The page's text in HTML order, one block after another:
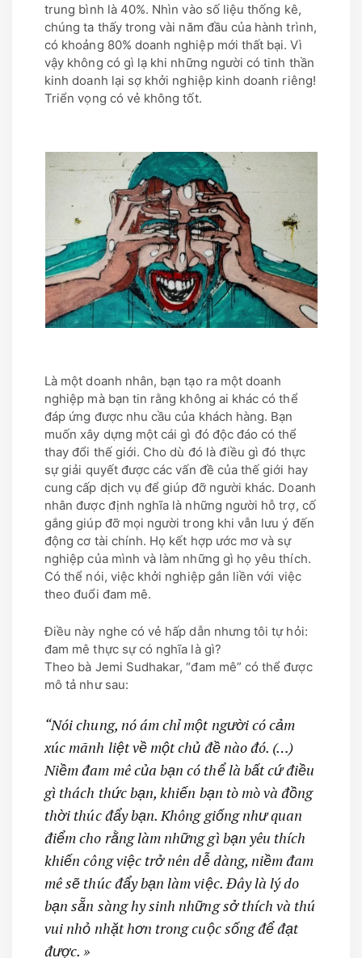
trung bình là 40%. Nhìn vào số liệu thống kê,
chúng ta thấy trong vài năm đầu của hành trình,
có khoảng 80% doanh nghiệp mới thất bại. Vì
vậy không có gì lạ khi những người có tinh thần
kinh doanh lại sợ khởi nghiệp kinh doanh riêng!
Triển vọng có vẻ không tốt.
Là một doanh nhân, bạn tạo ra một doanh
nghiệp mà bạn tin rằng không ai khác có thể
đáp ứng được nhu cầu của khách hàng. Bạn
muốn xây dựng một cái gì đó độc đáo có thể
thay đổi thế giới. Cho dù đó là điều gì đó thực
sự giải quyết được các vấn đề của thế giới hay
cung cấp dịch vụ để giúp đỡ người khác. Doanh
nhân được định nghĩa là những người hỗ trợ, cố
gắng giúp đỡ mọi người trong khi vẫn lưu ý đến
động cơ tài chính. Họ kết hợp ước mơ và sự
nghiệp của mình và làm những gì họ yêu thích.
Có thể nói, việc khởi nghiệp gắn liền với việc
theo đuổi đam mê.
Điều này nghe có vẻ hấp dẫn nhưng tôi tự hỏi:
đam mê thực sự có nghĩa là gì?
Theo bà Jemi Sudhakar, “đam mê” có thể được
mô tả như sau:
“Nói chung, nó ám chỉ một người có cảm
xúc mãnh liệt về một chủ đề nào đó. (…)
Niềm đam mê của bạn có thể là bất cứ điều
gì thách thức bạn, khiến bạn tò mò và đồng
thời thúc đẩy bạn. Không giống như quan
điểm cho rằng làm những gì bạn yêu thích
khiến công việc trở nên dễ dàng, niềm đam
mê sẽ thúc đẩy bạn làm việc. Đây là lý do
bạn sẵn sàng hy sinh những sở thích và thú
vui nhỏ nhặt hơn trong cuộc sống để đạt
được. »